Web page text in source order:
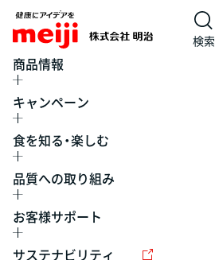
検索
商品情報
キャンペーン
食を知る・楽しむ
品質への取り組み
お客様サポート
サステナビリティ